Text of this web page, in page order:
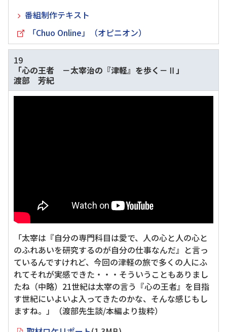
番組制作テキスト
「Chuo Online」（オピニオン）
19
「心の王者 －太宰治の『津軽』を歩く－Ⅱ」
渡部 芳紀
「太宰は『自分の専門科目は愛で、人の心と人の心と
のふれあいを研究するのが自分の仕事なんだ』と言っ
ているんですけれど、今回の津軽の旅で多くの人にふ
れてそれが実感できた・・・そういうこともありまし
たね（中略）21世紀は太宰の言う『心の王者』を目指
す世紀にいよいよ入ってきたのかな、そんな感じもし
ますね。」（渡部先生談/本編より抜粋）